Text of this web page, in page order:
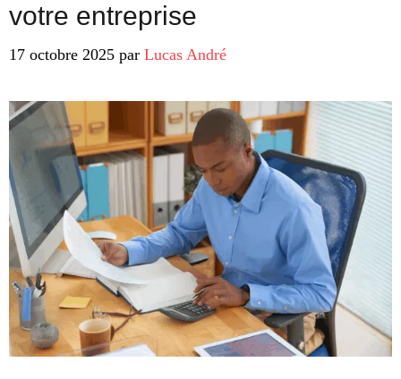
votre entreprise
17 octobre 2025 par Lucas André